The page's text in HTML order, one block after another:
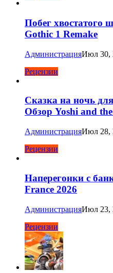
Побег хвостатого
Gothic 1 Remake
АдминистрацияИюл 30,
Рецензии
Сказка на ночь
Обзор Yoshi and
АдминистрацияИюл 28,
Рецензии
Наперегонки с
France 2026
АдминистрацияИюл 23,
Рецензии